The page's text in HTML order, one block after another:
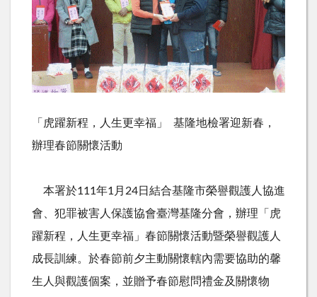
「虎躍新程，人生更幸福」
基隆地檢署迎新春，
辦理春節關懷活動
本署於111年1 月 24日結合基隆市榮譽觀護人協進
會、犯罪被害人保護協會臺灣基隆分會，辦理「虎
躍新程，人生更幸福」春節關懷活動暨榮譽觀護人
成長訓練。於春節前夕主動關懷轄內需要協助的馨
生人與觀護個案，並贈予春節慰問禮金及關懷物